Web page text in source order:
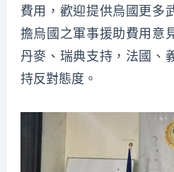
費用，歡迎提供烏國更多
擔烏國之軍事援助費用意
丹麥、瑞典支持，法國、
持反對態度。